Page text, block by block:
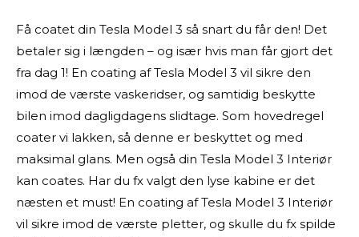
Få coatet din Tesla Model 3 så snart du får den! Det
betaler sig i længden – og især hvis man får gjort det
fra dag 1! En coating af Tesla Model 3 vil sikre den
imod de værste vaskeridser, og samtidig beskytte
bilen imod dagligdagens slidtage. Som hovedregel
coater vi lakken, så denne er beskyttet og med
maksimal glans. Men også din Tesla Model 3 Interiør
kan coates. Har du fx valgt den lyse kabine er det
næsten et must! En coating af Tesla Model 3 Interiør
vil sikre imod de værste pletter, og skulle du fx spilde